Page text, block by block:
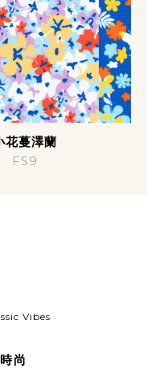
花蔓澤蘭
FS9
Vibes
尚